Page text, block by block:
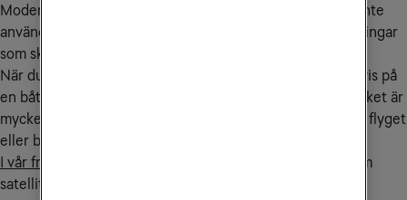
Moderna mobiler har kontakt med internet även när du inte
använder den, exempelvis för nedladdningar av uppdateringar
som sker i bakgrunden.
När du befinner dig helt utanför mobiltäckning, exempelvis på
en båt eller flygplan så sker då denna trafik via satellit, vilket är
mycket kostsamt. Slå därför av mobildata innan du går på flyget
eller båten.
I vår frågelista på denna sida
hittar du mer information om
satellitsamtal.